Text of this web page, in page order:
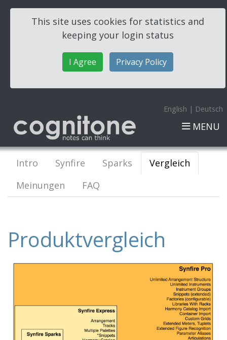
This site uses cookies for statistics and
keeping your login status
I Agree Privacy Policy
English | Deutsch
MENU
Intro Synfire Sparks
Vergleich
Meinungen
FAQ
Produktvergleich